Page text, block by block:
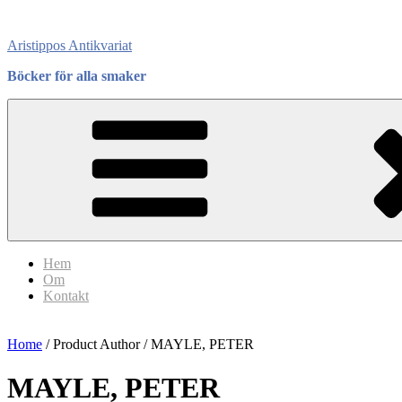
content
Aristippos Antikvariat
Böcker för alla smaker
Hem
Om
Kontakt
Home / Product Author / MAYLE, PETER
MAYLE, PETER